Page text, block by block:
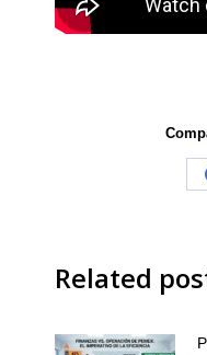
Related